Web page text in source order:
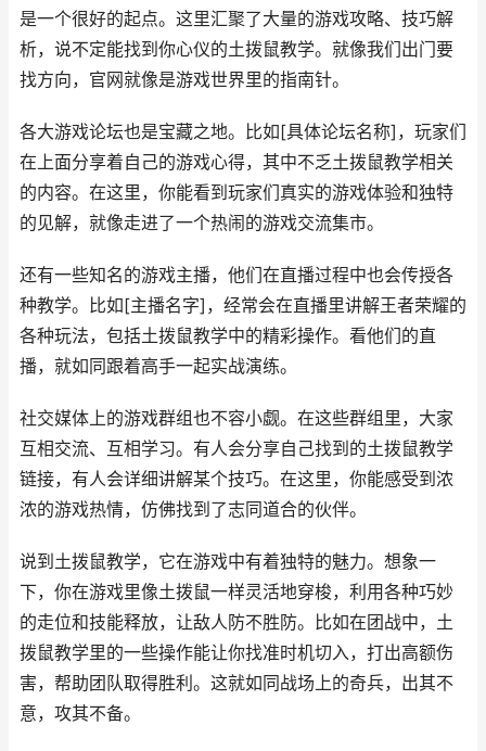
是一个很好的起点。这里汇聚了大量的游戏攻略、技巧解
析，说不定能找到你心仪的土拨鼠教学。就像我们出门要
找方向，官网就像是游戏世界里的指南针。
各大游戏论坛也是宝藏之地。比如[具体论坛名称]，玩家们
在上面分享着自己的游戏心得，其中不乏土拨鼠教学相关
的内容。在这里，你能看到玩家们真实的游戏体验和独特
的见解，就像走进了一个热闹的游戏交流集市。
还有一些知名的游戏主播，他们在直播过程中也会传授各
种教学。比如[主播名字]，经常会在直播里讲解王者荣耀的
各种玩法，包括土拨鼠教学中的精彩操作。看他们的直
播，就如同跟着高手一起实战演练。
社交媒体上的游戏群组也不容小觑。在这些群组里，大家
互相交流、互相学习。有人会分享自己找到的土拨鼠教学
链接，有人会详细讲解某个技巧。在这里，你能感受到浓
浓的游戏热情，仿佛找到了志同道合的伙伴。
说到土拨鼠教学，它在游戏中有着独特的魅力。想象一
下，你在游戏里像土拨鼠一样灵活地穿梭，利用各种巧妙
的走位和技能释放，让敌人防不胜防。比如在团战中，土
拨鼠教学里的一些操作能让你找准时机切入，打出高额伤
害，帮助团队取得胜利。这就如同战场上的奇兵，出其不
意，攻其不备。